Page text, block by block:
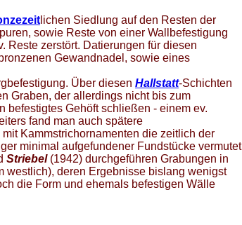
lichen Siedlung auf den Resten der
sowie Reste von einer Wallbefestigung
Reste zerstört. Datierungen für diesen
Gewandnadel, sowie eines
Über diesen Hallstatt-Schichten
Graben, der allerdings nicht bis zum
befestigtes Gehöft schließen - einem ev.
fand man auch spätere
Kammstrichornamenten die zeitlich der
minimal aufgefundener Fundstücke vermutet
Striebel(1942) durchgeführen Grabungen in
westlich), deren Ergebnisse bislang wenigst
die Form und ehemals befestigen Wälle